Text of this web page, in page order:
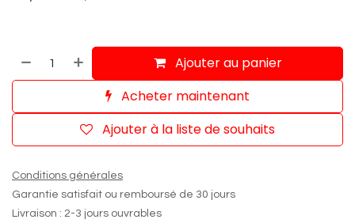
Ajouter au panier
Acheter maintenant
Ajouter à la liste de souhaits
Conditions générales
Garantie satisfait ou remboursé de 30 jours
Livraison : 2-3 jours ouvrables